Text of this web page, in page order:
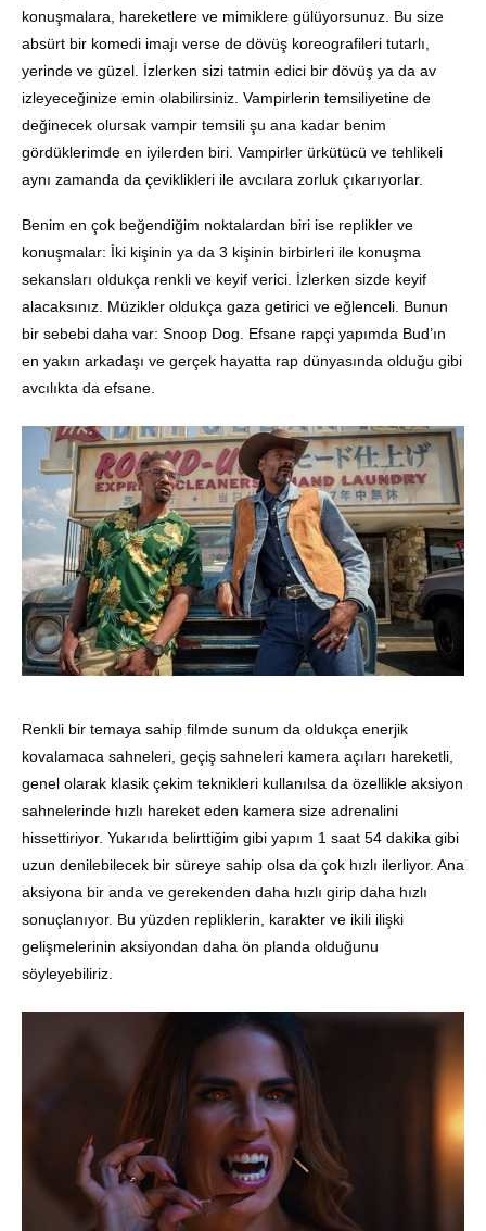
konuşmalara, hareketlere ve mimiklere gülüyorsunuz. Bu size
absürt bir komedi imajı verse de dövüş koreografileri tutarlı,
yerinde ve güzel. İzlerken sizi tatmin edici bir dövüş ya da av
izleyeceğinize emin olabilirsiniz. Vampirlerin temsiliyetine de
değinecek olursak vampir temsili şu ana kadar benim
gördüklerimde en iyilerden biri. Vampirler ürkütücü ve tehlikeli
aynı zamanda da çeviklikleri ile avcılara zorluk çıkarıyorlar.
Benim en çok beğendiğim noktalardan biri ise replikler ve
konuşmalar: İki kişinin ya da 3 kişinin birbirleri ile konuşma
sekansları oldukça renkli ve keyif verici. İzlerken sizde keyif
alacaksınız. Müzikler oldukça gaza getirici ve eğlenceli. Bunun
bir sebebi daha var: Snoop Dog. Efsane rapçi yapımda Bud’ın
en yakın arkadaşı ve gerçek hayatta rap dünyasında olduğu gibi
avcılıkta da efsane.
Renkli bir temaya sahip filmde sunum da oldukça enerjik
kovalamaca sahneleri, geçiş sahneleri kamera açıları hareketli,
genel olarak klasik çekim teknikleri kullanılsa da özellikle aksiyon
sahnelerinde hızlı hareket eden kamera size adrenalini
hissettiriyor. Yukarıda belirttiğim gibi yapım 1 saat 54 dakika gibi
uzun denilebilecek bir süreye sahip olsa da çok hızlı ilerliyor. Ana
aksiyona bir anda ve gerekenden daha hızlı girip daha hızlı
sonuçlanıyor. Bu yüzden repliklerin, karakter ve ikili ilişki
gelişmelerinin aksiyondan daha ön planda olduğunu
söyleyebiliriz.